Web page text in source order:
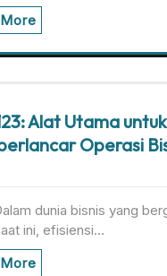
Alat Utama untuk
Operasi
dunia bisnis yang
ini, efisiensi…